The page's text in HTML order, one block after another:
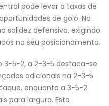
pode levar a taxas de
de golo. No
solidez defensiva, exigindo
no seu posicionamento.
3-5-2, a 2-3-5 destaca-se
adicionais na 2-3-5
enquanto a 3-5-2
para largura. Esta